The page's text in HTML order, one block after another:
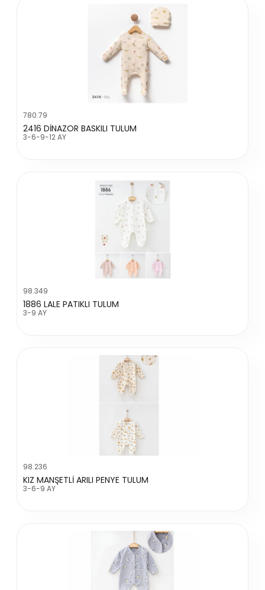
780.79
2416 DİNAZOR BASKILI TULUM
3-6-9-12 AY
98.349
1886 LALE PATIKLI TULUM
3-9 AY
98.236
KIZ MANŞETLİ ARILI PENYE TULUM
3-6-9 AY